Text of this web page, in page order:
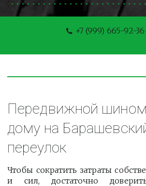
+7 (999) 665-92-36
Передвижной
дому на
переулок
Чтобы сократить затраты
и сил, достаточно